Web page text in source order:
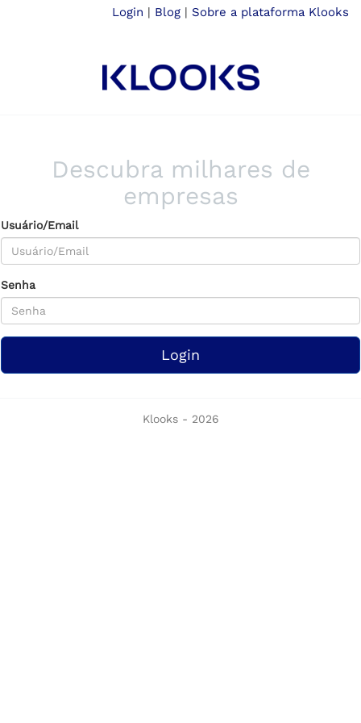
Login | Blog | Sobre a plataforma Klooks
Descubra milhares de
empresas
Usuário/Email
Senha
Login
Klooks - 2026